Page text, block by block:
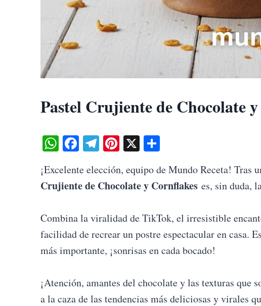
Pastel Crujiente de Chocolate
W
ha
ts
A
Fa
ce
bo
ok
Te
le
gr
a
Pi
nt
er
es
X
re
¡Excelente elección, equipo de Mundo Receta! Tras
Crujiente de Chocolate y Cornflakes es, sin duda,
Combina la viralidad de TikTok, el irresistible
facilidad de recrear un postre espectacular en casa.
más importante, ¡sonrisas en cada bocado!
¡Atención, amantes del chocolate y las texturas que
a la caza de las tendencias más deliciosas y virales